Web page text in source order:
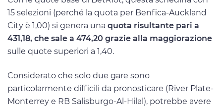
15 selezioni (perché la quota per Benfica-Auckland
City è 1,00) si genera una quota risultante pari a
431,18, che sale a 474,20 grazie alla maggiorazione
sulle quote superiori a 1,40.
Considerato che solo due gare sono
particolarmente difficili da pronosticare (River Plate-
Monterrey e RB Salisburgo-Al-Hilal), potrebbe avere